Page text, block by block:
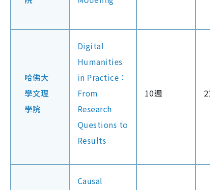
哈佛大
學文理
學院
Digital
Humanities
in Practice：
From
Research
Questions to
Results
10週 219
Causal